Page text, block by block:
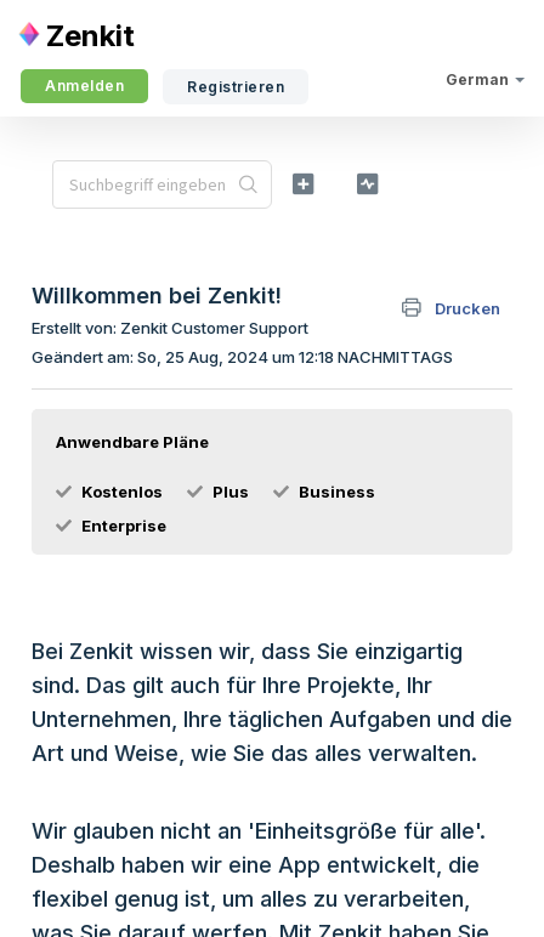
Zenkit
German
Anmelden Registrieren
Willkommen bei Zenkit!
Drucken
Erstellt von: Zenkit Customer Support
Geändert am: So, 25 Aug, 2024 um 12:18 NACHMITTAGS
Anwendbare Pläne
Kostenlos Plus
Business
Enterprise
Bei Zenkit wissen wir, dass Sie einzigartig
sind. Das gilt auch für Ihre Projekte, Ihr
Unternehmen, Ihre täglichen Aufgaben und die
Art und Weise, wie Sie das alles verwalten.
Wir glauben nicht an 'Einheitsgröße für alle'.
Deshalb haben wir eine App entwickelt, die
flexibel genug ist, um alles zu verarbeiten,